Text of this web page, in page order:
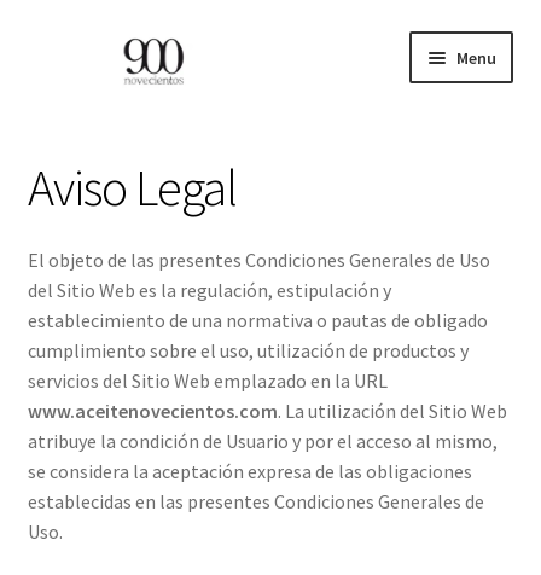
Menu
EN
HOME
child
CATÁLOGO
PROFESIONALES
BLOG
CONTACTO
Aviso Legal
El objeto de las presentes Condiciones Generales de Uso
del Sitio Web es la regulación, estipulación y
establecimiento de una normativa o pautas de obligado
cumplimiento sobre el uso, utilización de productos y
servicios del Sitio Web emplazado en la URL
www.aceitenovecientos.com. La utilización del Sitio Web
atribuye la condición de Usuario y por el acceso al mismo,
se considera la aceptación expresa de las obligaciones
establecidas en las presentes Condiciones Generales de
Uso.